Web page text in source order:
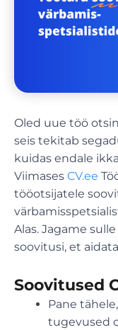
Oled uue töö
seis tekitab
kuidas endale
Viimases CV.ee
tööotsijatele
Alas. Jagame
soovitusi, et
Soovitused
Pane
tugevused